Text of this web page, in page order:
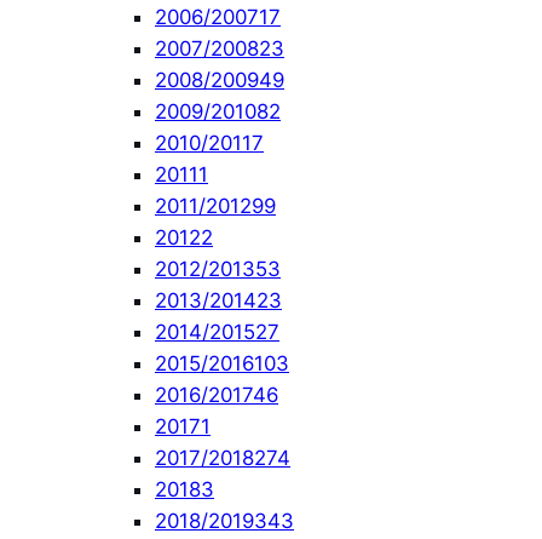
2006/200717
2007/200823
2008/200949
2009/201082
2010/20117
20111
2011/201299
20122
2012/201353
2013/201423
2014/201527
2015/2016103
2016/201746
20171
2017/2018274
20183
2018/2019343